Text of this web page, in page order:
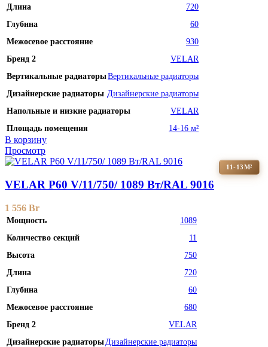
Длина
720
Глубина
60
Межосевое расстояние
930
Бренд 2
VELAR
Вертикальные радиаторыВертикальные радиаторы
Дизайнерские радиаторы Дизайнерские радиаторы
Напольные и низкие радиаторы
VELAR
Площадь помещения
14-16 м²
В корзину
Просмотр
11-13М²
VELAR P60 V/11/750/ 1089 Bт/RAL 9016
1 556 Br
Мощность
1089
Количество секций
11
Высота
750
Длина
720
Глубина
60
Межосевое расстояние
680
Бренд 2
VELAR
Дизайнерские радиаторыДизайнерские радиаторы